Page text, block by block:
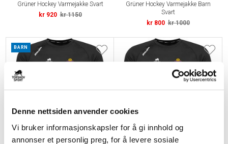
Denne nettsiden anvender cookies
Vi bruker informasjonskapsler for å gi innhold og
annonser et personlig preg, for å levere sosiale
Grüner Hockey Varmejakke Svart
kr 920 kr 1150
Grüner Hockey Varmejakke Barn
Svart
kr 800 kr 1000
BARN